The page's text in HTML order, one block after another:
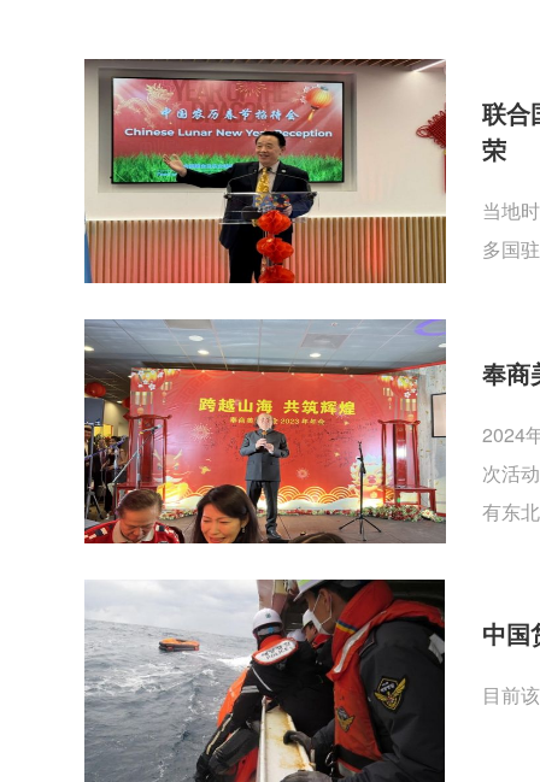
联合
荣
当地
多国
奉商
2024
次活
有东
中国
目前